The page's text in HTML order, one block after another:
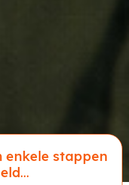
enkele stappen